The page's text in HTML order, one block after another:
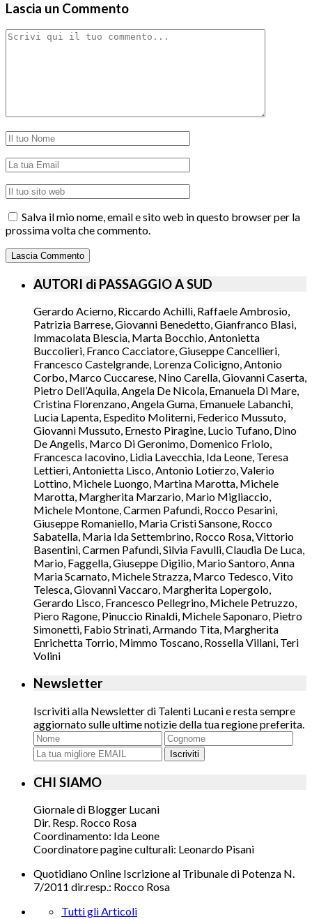
Lascia un Commento
Salva il mio nome, email e sito web in questo browser per la
prossima volta che commento.
AUTORI di PASSAGGIO A SUD
Gerardo Acierno, Riccardo Achilli, Raffaele Ambrosio,
Patrizia Barrese, Giovanni Benedetto, Gianfranco Blasi,
Immacolata Blescia, Marta Bocchio, Antonietta
Buccolieri, Franco Cacciatore, Giuseppe Cancellieri,
Francesco Castelgrande, Lorenza Colicigno, Antonio
Corbo, Marco Cuccarese, Nino Carella, Giovanni Caserta,
Pietro Dell’Aquila, Angela De Nicola, Emanuela Di Mare,
Cristina Florenzano, Angela Guma, Emanuele Labanchi,
Lucia Lapenta, Espedito Moliterni, Federico Mussuto,
Giovanni Mussuto, Ernesto Piragine, Lucio Tufano, Dino
De Angelis, Marco Di Geronimo, Domenico Friolo,
Francesca Iacovino, Lidia Lavecchia, Ida Leone, Teresa
Lettieri, Antonietta Lisco, Antonio Lotierzo, Valerio
Lottino, Michele Luongo, Martina Marotta, Michele
Marotta, Margherita Marzario, Mario Migliaccio,
Michele Montone, Carmen Pafundi, Rocco Pesarini,
Giuseppe Romaniello, Maria Cristi Sansone, Rocco
Sabatella, Maria Ida Settembrino, Rocco Rosa, Vittorio
Basentini, Carmen Pafundi, Silvia Favulli, Claudia De Luca,
Mario, Faggella, Giuseppe Digilio, Mario Santoro, Anna
Maria Scarnato, Michele Strazza, Marco Tedesco, Vito
Telesca, Giovanni Vaccaro, Margherita Lopergolo,
Gerardo Lisco, Francesco Pellegrino, Michele Petruzzo,
Piero Ragone, Pinuccio Rinaldi, Michele Saponaro, Pietro
Simonetti, Fabio Strinati, Armando Tita, Margherita
Enrichetta Torrio, Mimmo Toscano, Rossella Villani, Teri
Volini
Newsletter
Iscriviti alla Newsletter di Talenti Lucani e resta sempre
aggiornato sulle ultime notizie della tua regione preferita.
Iscriviti
CHI SIAMO
Giornale di Blogger Lucani
Dir. Resp. Rocco Rosa
Coordinamento: Ida Leone
Coordinatore pagine culturali: Leonardo Pisani
Quotidiano Online Iscrizione al Tribunale di Potenza N.
7/2011 dir.resp.: Rocco Rosa
Tutti gli Articoli